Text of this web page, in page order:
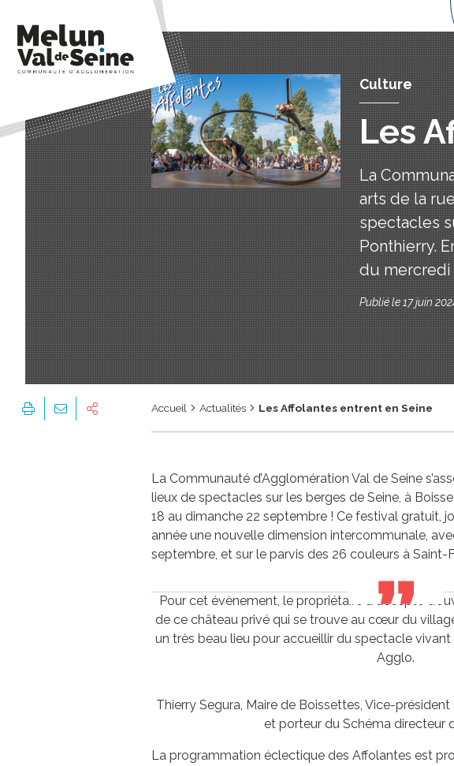
Culture
Les
La
arts de la
spectacles
Ponthierry.
du mercredi
Publié le 17 juin
Accueil Actualités Les Affolantes entrent en Seine
La Communauté d’Agglomération Val de Seine
lieux de spectacles sur les berges de Seine, à
18 au dimanche 22 septembre ! Ce festival gratuit,
année une nouvelle dimension intercommunale,
septembre, et sur le parvis des 26 couleurs à Saint-
Pour cet évènement, le propriétaire a accepté
de ce château privé qui se trouve au cœur du
un très beau lieu pour accueillir du spectacle
Agglo.
Thierry Segura, Maire de Boissettes, Vice-
et porteur du Schéma directeur
La programmation éclectique des Affolantes est